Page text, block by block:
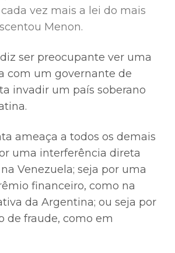
vez mais a lei do mais
Menon.
ser preocupante ver uma
com um governante de
invadir um país soberano
ameaça a todos os demais
uma interferência direta
Venezuela; seja por uma
financeiro, como na
da Argentina; ou seja por
de fraude, como em